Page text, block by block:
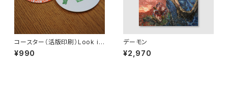
コースター（活版印刷）Look in
to the distance｜石川丘子デ
ザイン
¥990
デーモン
¥2,970